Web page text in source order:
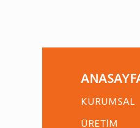
KURUMSAL
ÜRETIM